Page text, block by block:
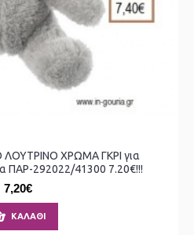
ΧΡΩΜΑ ΓΚΡΙ για
ΠΑΡ-292022/41300 7.20€!!!
7,20€
ΚΑΛΆΘΙ